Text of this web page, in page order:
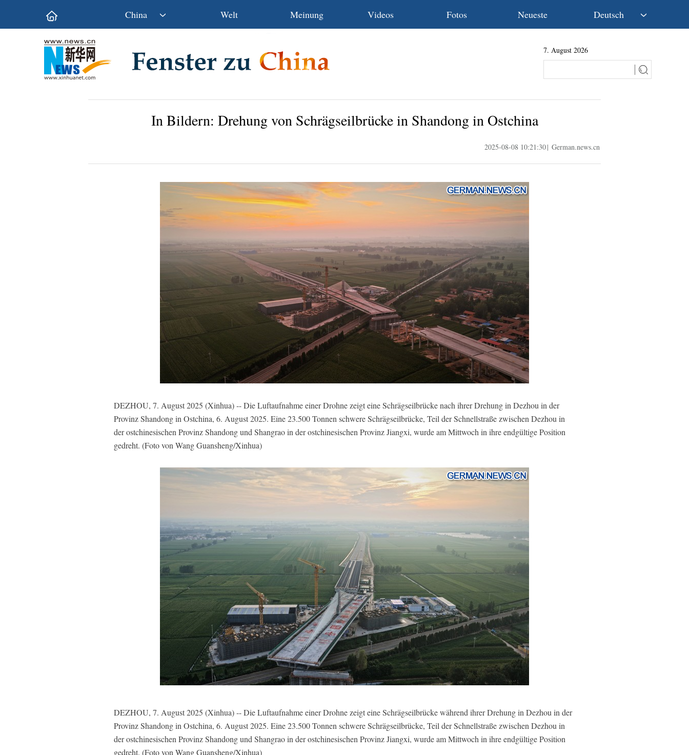
China
Wirtschaft
Kultur&Reise
Welt Meinung Videos Fotos Neueste Deutsch
Français
7. August 2026
In Bildern: Drehung von Schrägseilbrücke in Shandong in Ostchina
2025-08-08 10:21:30| German.news.cn
DEZHOU, 7. August 2025 (Xinhua) -- Die Luftaufnahme einer Drohne zeigt eine Schrägseilbrücke nach ihrer Drehung in Dezhou in der
Provinz Shandong in Ostchina, 6. August 2025. Eine 23.500 Tonnen schwere Schrägseilbrücke, Teil der Schnellstraße zwischen Dezhou in
der ostchinesischen Provinz Shandong und Shangrao in der ostchinesischen Provinz Jiangxi, wurde am Mittwoch in ihre endgültige Position
gedreht. (Foto von Wang Guansheng/Xinhua)
DEZHOU, 7. August 2025 (Xinhua) -- Die Luftaufnahme einer Drohne zeigt eine Schrägseilbrücke während ihrer Drehung in Dezhou in der
Provinz Shandong in Ostchina, 6. August 2025. Eine 23.500 Tonnen schwere Schrägseilbrücke, Teil der Schnellstraße zwischen Dezhou in
der ostchinesischen Provinz Shandong und Shangrao in der ostchinesischen Provinz Jiangxi, wurde am Mittwoch in ihre endgültige Position
gedreht. (Foto von Wang Guansheng/Xinhua)